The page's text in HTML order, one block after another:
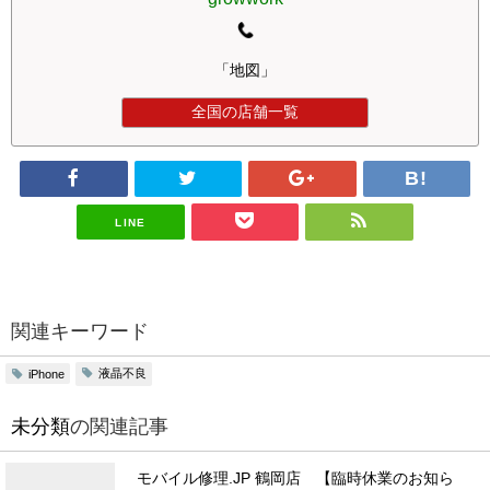
「地図」
全国の店舗一覧
LINE
関連キーワード
iPhone 液晶不良
未分類の関連記事
モバイル修理.JP 鶴岡店 【臨時休業のお知ら